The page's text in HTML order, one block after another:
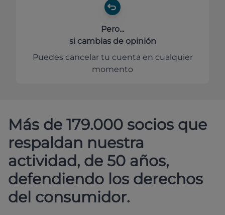
Pero...
si cambias de opinión
Puedes cancelar tu cuenta en cualquier
momento
Más de 179.000 socios que
respaldan nuestra
actividad, de 50 años,
defendiendo los derechos
del consumidor.